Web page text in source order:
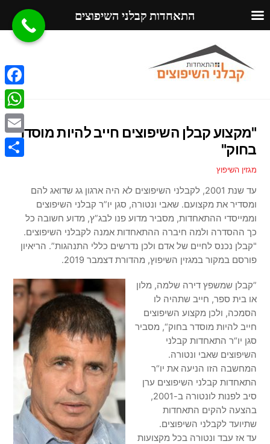
content
"מקצוע קבלן השיפוצים חייב להיות מוסדר
בחוק"
מגזין השיפוץ
עד שנת 2001, לקבלני השיפוצים לא היה ארגון גג שדואג להם
ומסדיר את מקצועם. שאבי ונטורה, סגן יו”ר קבלני השיפוצים
וממייסדי ההתאחדות, מסביר מדוע פנו לבג”ץ, מדוע חשובה כל
כך ההסדרה ולמה חיברה ההתאחדות אמנה לקבלני השיפוצים.
"קבלן נכנס לחיים של אדם ולכן נדרשים כללי התנהגות”. הריאיון
פורסם במקור במגזין השיפוץ, מהדורת דצמבר 2019.
”קבלן שמשפץ דירה שלמה, מלון
או בית ספר, חייב שתהיה לו
הסמכה, ולכן מקצוע השיפוצים
חייב להיות מוסדר בחוק“, מסביר
סגן יו“ר התאחדות קבלני
השיפוצים שאבי ונטורה.
המחשבה הזו הניעה את יו“ר
התאחדות קבלני השיפוצים ערן
סיב לפנות לונטורה ב-2001,
בהצעה להקים התאחדות
שתיועד לקבלני השיפוצים.
עד אז עבד ונטורה בכל מקצועות
F
a
c
e
W
h
a
p
E
e
התאחדות קבלני השיפוצים